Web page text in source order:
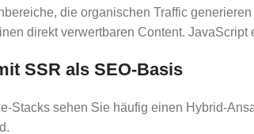
die organischen Traffic generieren
direkt verwertbaren Content.
SSR als SEO-Basis
Stacks sehen Sie häufig einen Hybrid-